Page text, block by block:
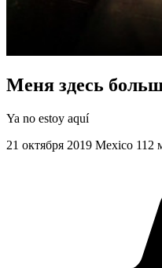
Меня здесь
Ya no estoy aquí
21 октября 2019 Mexico 112